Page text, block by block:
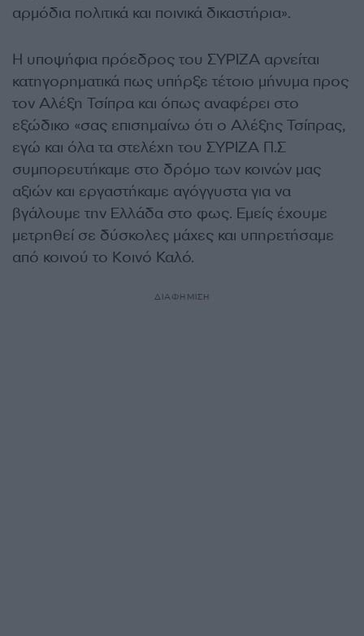
αρμόδια πολιτικά και ποινικά δικαστήρια».
Η υποψήφια πρόεδρος του ΣΥΡΙΖΑ αρνείται
κατηγορηματικά πως υπήρξε τέτοιο μήνυμα προς
τον Αλέξη Τσίπρα και όπως αναφέρει στο
εξώδικο «σας επισημαίνω ότι ο Αλέξης Τσίπρας,
εγώ και όλα τα στελέχη του ΣΥΡΙΖΑ Π.Σ
συμπορευτήκαμε στο δρόμο των κοινών μας
αξιών και εργαστήκαμε αγόγγυστα για να
βγάλουμε την Ελλάδα στο φως. Εμείς έχουμε
μετρηθεί σε δύσκολες μάχες και υπηρετήσαμε
από κοινού το Κοινό Καλό.
ΔΙΑΦΗΜΙΣΗ